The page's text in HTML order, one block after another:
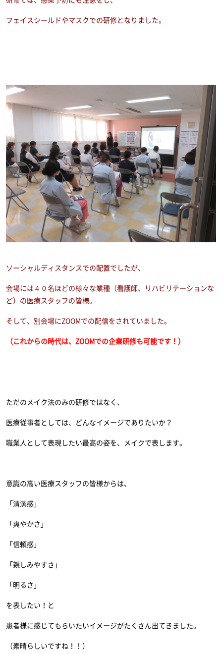
フェイスシールドやマスクでの研修となりました。
ソーシャルディスタンスでの配置でしたが、
会場には４０名ほどの様々な業種（看護師、リハビリテーションな
ど）の医療スタッフの皆様。
そして、別会場にZOOMでの配信をされていました。
（これからの時代は、ZOOMでの企業研修も可能です！）
ただのメイク法のみの研修ではなく、
医療従事者としては、どんなイメージでありたいか？
職業人として表現したい最高の姿を、メイクで表します。
意識の高い医療スタッフの皆様からは、
「清潔感」
「爽やかさ」
「信頼感」
「親しみやすさ」
「明るさ」
を表したい！と
患者様に感じてもらいたいイメージがたくさん出てきました。
（素晴らしいですね！！）